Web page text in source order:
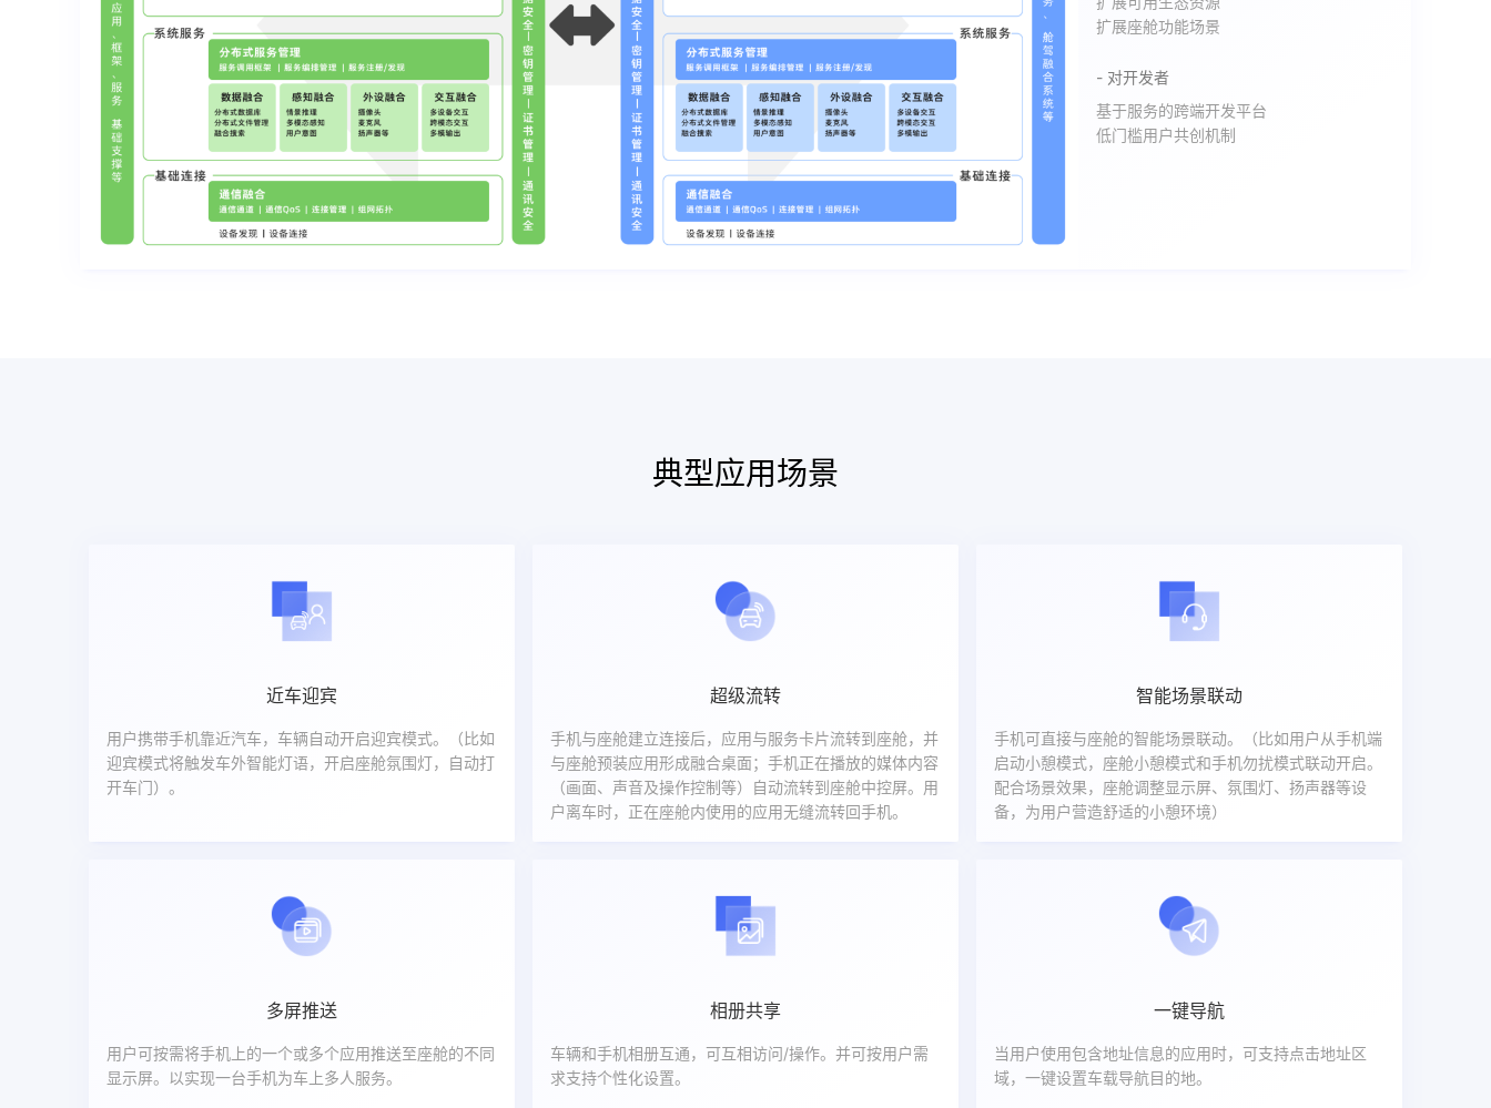
扩展座舱功能场景
- 对开发者
基于服务的跨端开发平台
低门槛用户共创机制
典型应用场景
近车迎宾
用户携带手机靠近汽车，车辆自动开启迎宾模式。（比如
迎宾模式将触发车外智能灯语，开启座舱氛围灯，自动打
开车门）。
超级流转
手机与座舱建立连接后，应用与服务卡片流转到座舱，并
与座舱预装应用形成融合桌面；手机正在播放的媒体内容
（画面、声音及操作控制等）自动流转到座舱中控屏。用
户离车时，正在座舱内使用的应用无缝流转回手机。
智能场景联动
手机可直接与座舱的智能场景联动。（比如用户从手机端
启动小憩模式，座舱小憩模式和手机勿扰模式联动开启。
配合场景效果，座舱调整显示屏、氛围灯、扬声器等设
备，为用户营造舒适的小憩环境）
多屏推送
用户可按需将手机上的一个或多个应用推送至座舱的不同
显示屏。以实现一台手机为车上多人服务。
相册共享
车辆和手机相册互通，可互相访问/操作。并可按用户需
求支持个性化设置。
一键导航
当用户使用包含地址信息的应用时，可支持点击地址区
域，一键设置车载导航目的地。